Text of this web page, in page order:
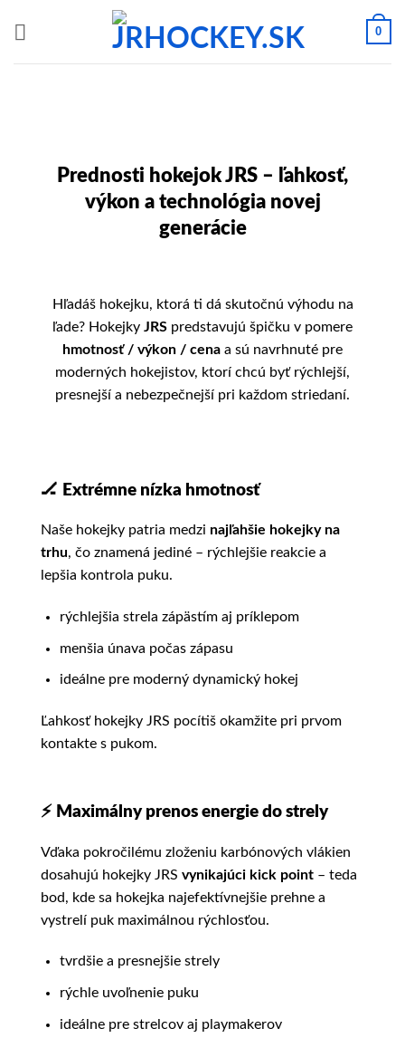
0
Prednosti hokejok JRS – ľahkosť,
výkon a technológia novej
generácie
Hľadáš hokejku, ktorá ti dá skutočnú výhodu na
ľade? Hokejky JRS predstavujú špičku v pomere
hmotnosť / výkon / cena a sú navrhnuté pre
moderných hokejistov, ktorí chcú byť rýchlejší,
presnejší a nebezpečnejší pri každom striedaní.
🏒 Extrémne nízka hmotnosť
Naše hokejky patria medzi najľahšie hokejky na
trhu, čo znamená jediné – rýchlejšie reakcie a
lepšia kontrola puku.
rýchlejšia strela zápästím aj príklepom
menšia únava počas zápasu
ideálne pre moderný dynamický hokej
Ľahkosť hokejky JRS pocítiš okamžite pri prvom
kontakte s pukom.
⚡ Maximálny prenos energie do strely
Vďaka pokročilému zloženiu karbónových vlákien
dosahujú hokejky JRS vynikajúci kick point – teda
bod, kde sa hokejka najefektívnejšie prehne a
vystrelí puk maximálnou rýchlosťou.
tvrdšie a presnejšie strely
rýchle uvoľnenie puku
ideálne pre strelcov aj playmakerov